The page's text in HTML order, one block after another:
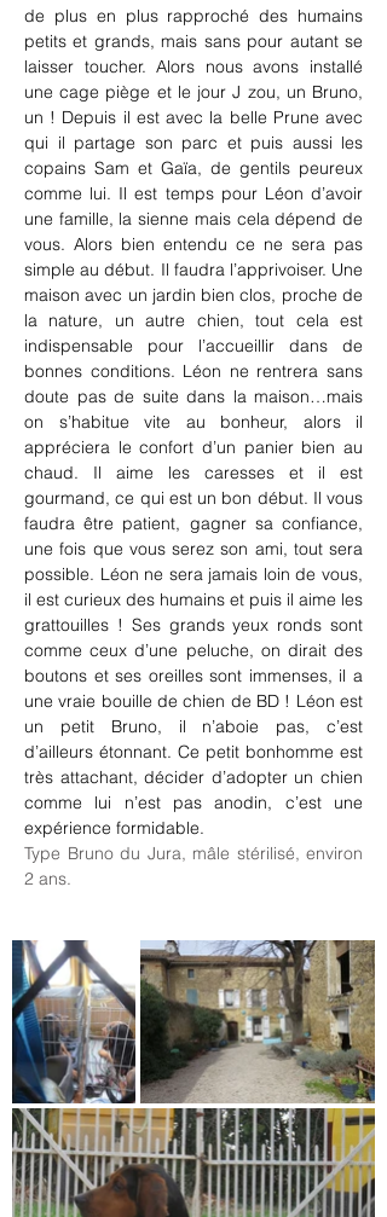
de plus en plus rapproché des humains
petits et grands, mais sans pour autant se
laisser toucher. Alors nous avons installé
une cage piège et le jour J zou, un Bruno,
un ! Depuis il est avec la belle Prune avec
qui il partage son parc et puis aussi les
copains Sam et Gaïa, de gentils peureux
comme lui. Il est temps pour Léon d’avoir
une famille, la sienne mais cela dépend de
vous. Alors bien entendu ce ne sera pas
simple au début. Il faudra l’apprivoiser. Une
maison avec un jardin bien clos, proche de
la nature, un autre chien, tout cela est
indispensable pour l’accueillir dans de
bonnes conditions. Léon ne rentrera sans
doute pas de suite dans la maison…mais
on s’habitue vite au bonheur, alors il
appréciera le confort d’un panier bien au
chaud. Il aime les caresses et il est
gourmand, ce qui est un bon début. Il vous
faudra être patient, gagner sa confiance,
une fois que vous serez son ami, tout sera
possible. Léon ne sera jamais loin de vous,
il est curieux des humains et puis il aime les
grattouilles ! Ses grands yeux ronds sont
comme ceux d’une peluche, on dirait des
boutons et ses oreilles sont immenses, il a
une vraie bouille de chien de BD ! Léon est
un petit Bruno, il n’aboie pas, c’est
d’ailleurs étonnant. Ce petit bonhomme est
très attachant, décider d’adopter un chien
comme lui n’est pas anodin, c’est une
expérience formidable.
Type Bruno du Jura, mâle stérilisé, environ
2 ans.